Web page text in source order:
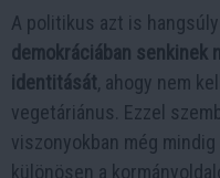
A politikus azt is
demokráciában senkinek
identitását, ahogy nem
vegetáriánus. Ezzel
viszonyokban még mindig
különösen a